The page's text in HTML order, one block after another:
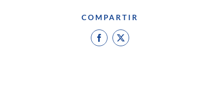
COMPARTIR
Facebook
X